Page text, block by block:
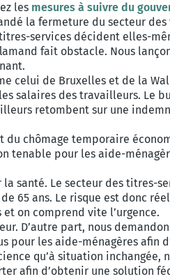
les mesures à suivre du
la fermeture du secteur
services décident elles-
fait obstacle. Nous
celui de Bruxelles et de la
salaires des travailleurs. Le
retombent sur une
chômage temporaire
tenable pour les aide-
santé. Le secteur des titres-
65 ans. Le risque est donc
on comprend vite l’urgence.
D’autre part, nous
pour les aide-ménagères afin
qu’à situation
afin d’obtenir une solution